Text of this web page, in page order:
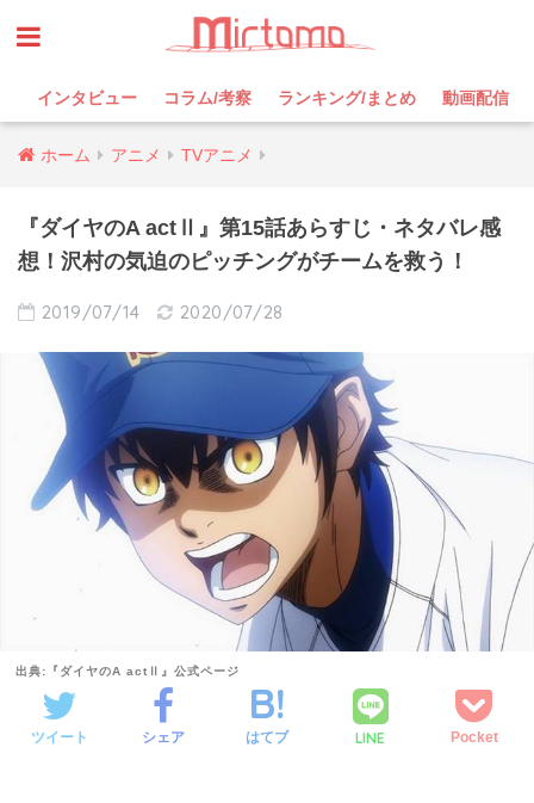
インタビュー コラム/考察 ランキング/まとめ 動画配信
ホーム アニメ TVアニメ
『ダイヤのA actⅡ』第15話あらすじ・ネタバレ感
想！沢村の気迫のピッチングがチームを救う！
2019/07/14 2020/07/28
出典:『ダイヤのA actⅡ』公式ページ
ツイート シェア はてブ LINE Pocket